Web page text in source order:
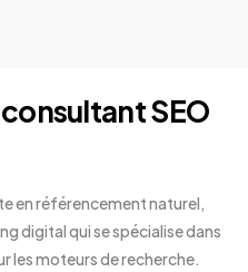
SEO
en référencement naturel,
digital qui se spécialise dans
les moteurs de recherche.